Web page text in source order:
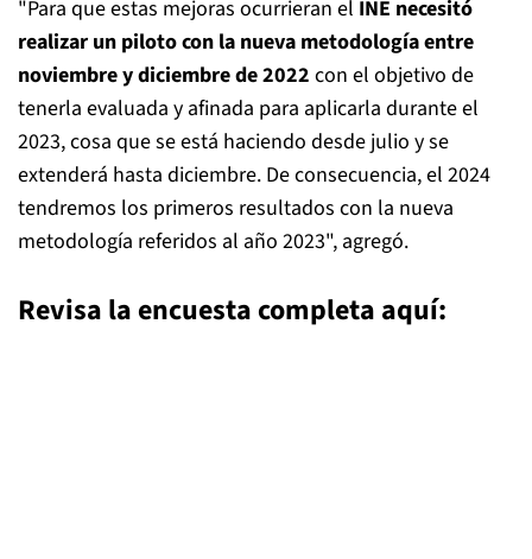
"Para que estas mejoras ocurrieran el INE necesitó
realizar un piloto con la nueva metodología entre
noviembre y diciembre de 2022 con el objetivo de
tenerla evaluada y afinada para aplicarla durante el
2023, cosa que se está haciendo desde julio y se
extenderá hasta diciembre. De consecuencia, el 2024
tendremos los primeros resultados con la nueva
metodología referidos al año 2023", agregó.
Revisa la encuesta completa aquí: